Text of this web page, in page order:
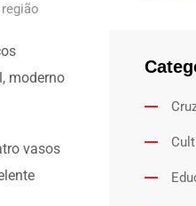
moderno
vasos